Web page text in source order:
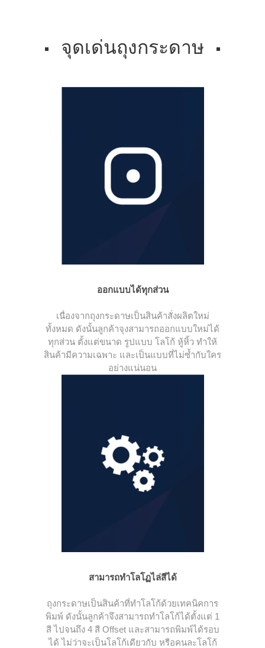
จุดเด่นถุงกระดาษ
ออกแบบได้ทุกส่วน
เนื่องจากถุงกระดาษเป็นสินค้าสั่งผลิตใหม่
ทั้งหมด ดังนั้นลูกค้าจุงสามารถออกแบบใหม่ได้
ทุกส่วน ตั้งแต่ขนาด รูปแบบ โลโก้ หู้หิ้ว ทำให้
สินค้ามีความเฉพาะ และเป็นแบบที่ไม่ซ้ำกับใคร
อย่างแน่นอน
สามารถทำโลโฏไล่สีได้
ถุงกระดาษเป็นสินค้าที่ทำโลโก้ด้วยเทคนิคการ
พิมพ์ ดังนั้นลูกค้าจึงสามารถทำโลโก้ได้ตั้งแต่ 1
สี ไปจนถึง 4 สี Offset และสามารถพิมพ์ได้รอบ
ได้ ไม่ว่าจะเป็นโลโก้เดียวกับ หรือคนละโลโก้